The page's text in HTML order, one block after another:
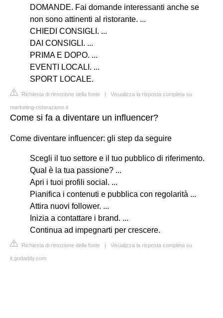
DOMANDE. Fai domande interessanti anche se
non sono attinenti al ristorante. ...
CHIEDI CONSIGLI. ...
DAI CONSIGLI. ...
PRIMA E DOPO. ...
EVENTI LOCALI. ...
SPORT LOCALE.
Richiesta di rimozione della fonte | Visualizza la risposta completa su
marketing-ristorazione.it
Come si fa a diventare un influencer?
Come diventare influencer: gli step da seguire
Scegli il tuo settore e il tuo pubblico di riferimento.
Qual è la tua passione? ...
Apri i tuoi profili social. ...
Pianifica i contenuti e pubblica con regolarità ...
Attira nuovi follower. ...
Inizia a contattare i brand. ...
Continua ad impegnarti per crescere.
Richiesta di rimozione della fonte | Visualizza la risposta completa su
it.godaddy.com